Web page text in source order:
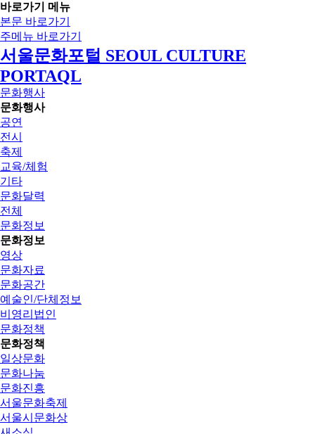
바로가기 메뉴
본문 바로가기
주메뉴 바로가기
서울문화포털 SEOUL CULTURE
PORTAQL
문화행사
문화행사
공연
전시
축제
교육/체험
기타
문화달력
전체
문화정보
문화정보
영상
문화자료
문화공간
예술인/단체정보
비영리법인
문화정책
문화정책
일상문화
문화나눔
문화진흥
서울문화축제
서울시문화상